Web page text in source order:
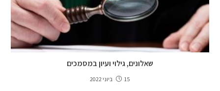
שאלונים, גילוי ועיון במסמכים
15 ביוני 2022